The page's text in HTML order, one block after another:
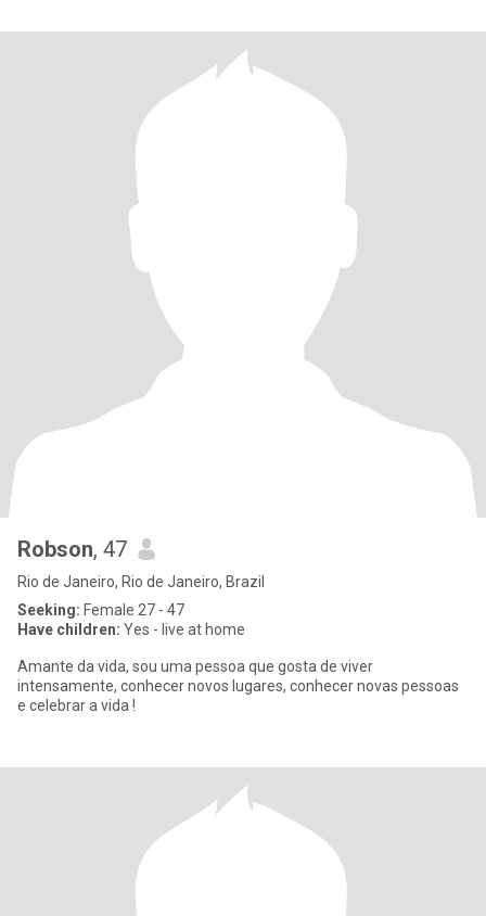
Robson, 47
Rio de Janeiro, Rio de Janeiro, Brazil
Seeking: Female 27 - 47
Have children: Yes - live at home
Amante da vida, sou uma pessoa que gosta de viver
intensamente, conhecer novos lugares, conhecer novas pessoas
e celebrar a vida !